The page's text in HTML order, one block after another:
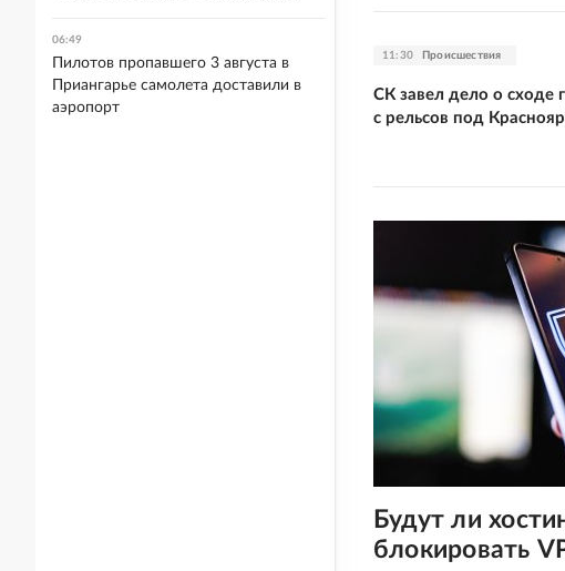
11:30 Происшествия
СК завел дело о сходе
с рельсов под
Будут ли
блокировать
06:49
Пилотов пропавшего 3 августа в
Приангарье самолета доставили в
аэропорт